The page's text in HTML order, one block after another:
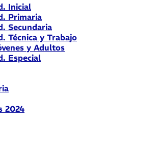
Inicial
Primaria
Secundaria
Técnica y Trabajo
y Adultos
Especial
2024